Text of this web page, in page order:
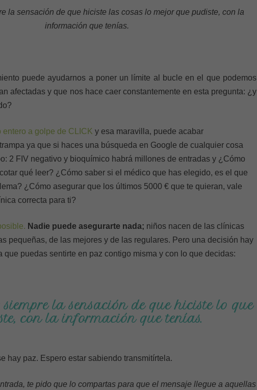
la sensación de que hiciste las cosas lo mejor que pudiste, con la
información que tenías.
puede ayudarnos a poner un límite al bucle en el que podemos
afectadas y que nos hace caer constantemente en esta pregunta: ¿y
entero a golpe de CLICK y esa maravilla, puede acabar
ya que si haces una búsqueda en Google de cualquier cosa
2 FIV negativo y bioquímico habrá millones de entradas y ¿Cómo
qué leer? ¿Cómo saber si el médico que has elegido, es el que
¿Cómo asegurar que los últimos 5000 € que te quieran, vale
correcta para ti?
Nadie puede asegurarte nada; niños nacen de las clínicas
pequeñas, de las mejores y de las regulares. Pero una decisión hay
que puedas sentirte en paz contigo misma y con lo que decidas:
la sensación de que hiciste lo que
con la información que tenías.
hay paz. Espero estar sabiendo transmitírtela.
te pido que lo compartas para que el mensaje llegue a aquellas